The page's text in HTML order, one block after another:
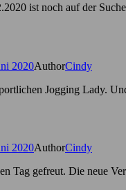
ist noch auf der
2020AuthorCindy
Jogging Lady.
2020AuthorCindy
Tag gefreut. Die neue